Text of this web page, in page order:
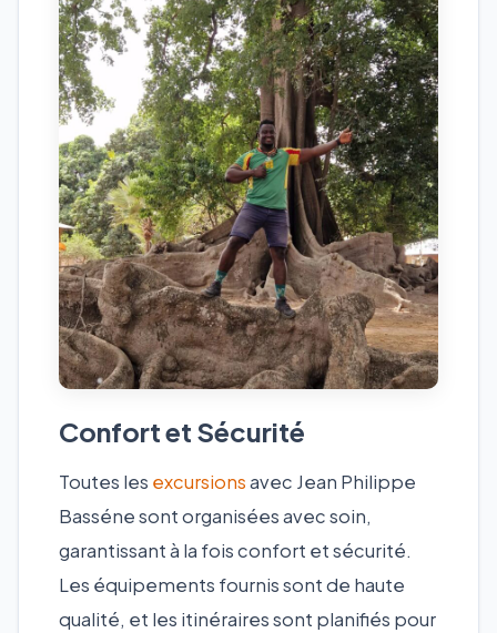
Confort et Sécurité
Toutes les excursionsavec Jean Philippe
Basséne sont organisées avec soin,
garantissant à la fois confort et sécurité.
Les équipements fournis sont de haute
qualité, et les itinéraires sont planifiés pour